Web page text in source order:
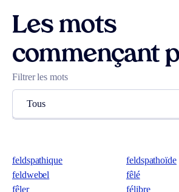
Les mots
commençant
Filtrer les mots
Tous
feldspathique
feldspathoïde
feldwebel
fêlé
fêler
félibre